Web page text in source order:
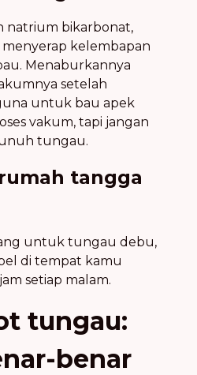
natrium bikarbonat,
kelembapan
Menaburkannya
setelah
untuk bau apek
vakum, tapi jangan
tungau.
tangga
untuk tungau debu,
di tempat kamu
setiap malam.
tungau:
benar